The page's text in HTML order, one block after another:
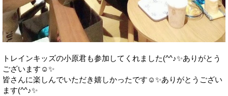
トレインキッズの小原君も参加してくれました(^^♪✨ありがとう
ございます☺️✨
皆さんに楽しんでいただき嬉しかったです☺️✨ありがとうござい
ます(^^♪✨